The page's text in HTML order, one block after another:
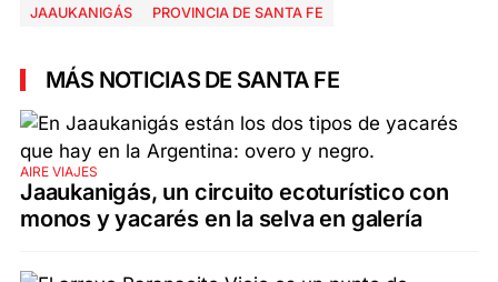
JAAUKANIGÁS PROVINCIA DE SANTA FE
MÁS NOTICIAS DE SANTA FE
AIRE VIAJES
Jaaukanigás, un circuito ecoturístico con
monos y yacarés en la selva en galería